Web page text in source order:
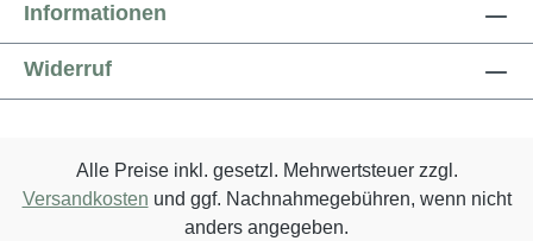
Informationen
Widerruf
Alle Preise inkl. gesetzl. Mehrwertsteuer zzgl.
Versandkosten und ggf. Nachnahmegebühren, wenn nicht
anders angegeben.